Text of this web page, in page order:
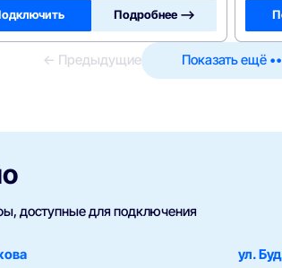
Подробнее —>
← Предыдущие Показать ещё
доступные для подключения
ул.